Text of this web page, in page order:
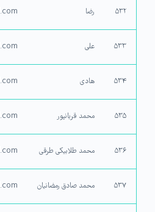
۵۳۲ رضا
۵۳۳ علی
۵۳۴ هادی
۵۳۵ محمد قربانپور
۵۳۶ محمد طلابیکی طرقی
۵۳۷ محمد صادق رمضانیان